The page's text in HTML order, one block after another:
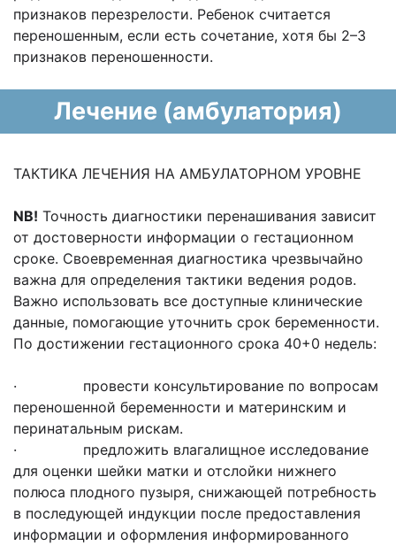
признаков перезрелости. Ребенок считается
переношенным, если есть сочетание, хотя бы 2–3
признаков переношенности.
Лечение (амбулатория)
ТАКТИКА ЛЕЧЕНИЯ НА АМБУЛАТОРНОМ УРОВНЕ
NB! Точность диагностики перенашивания зависит
от достоверности информации о гестационном
сроке. Своевременная диагностика чрезвычайно
важна для определения тактики ведения родов.
Важно использовать все доступные клинические
данные, помогающие уточнить срок беременности.
По достижении гестационного срока 40+0 недель:
· провести консультирование по вопросам
переношенной беременности и материнским и
перинатальным рискам.
· предложить влагалищное исследование
для оценки шейки матки и отслойки нижнего
полюса плодного пузыря, снижающей потребность
в последующей индукции после предоставления
информации и оформления информированного